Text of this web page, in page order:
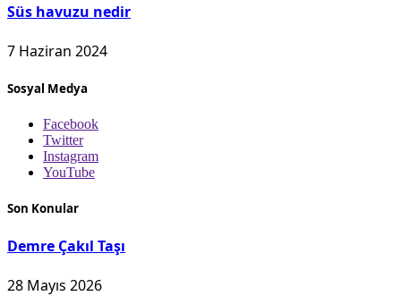
Süs havuzu nedir
7 Haziran 2024
Sosyal Medya
Facebook
Twitter
Instagram
YouTube
Son Konular
Demre Çakıl Taşı
28 Mayıs 2026